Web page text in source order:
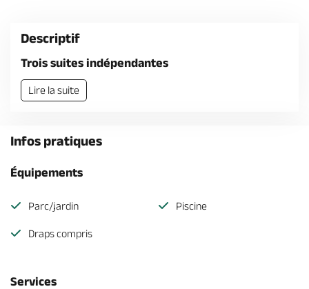
Brochures & Cartes
Descriptif
Trois suites indépendantes
Lire la suite
Infos pratiques
Équipements
Parc/jardin Piscine
Draps compris
Services